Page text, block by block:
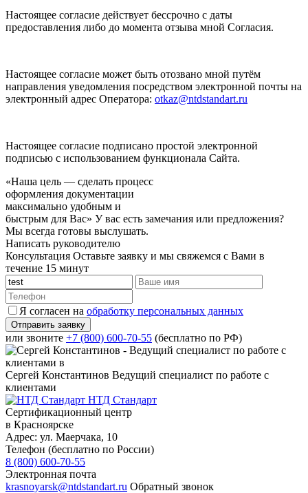
Настоящее согласие действует бессрочно с даты
предоставления либо до момента отзыва мной Согласия.
Настоящее согласие может быть отозвано мной путём
направления уведомления посредством электронной почты на
электронный адрес Оператора: otkaz@ntdstandart.ru
Настоящее согласие подписано простой электронной
подписью с использованием функционала Сайта.
«Наша цель — сделать процесс
оформления документации
максимально удобным и
быстрым для Вас» У вас есть замечания или предложения?
Мы всегда готовы выслушать.
Написать руководителю
Консультация Оставьте заявку и мы свяжемся с Вами в
течение 15 минут
Я согласен на обработку персональных данных
или звоните +7 (800) 600-70-55 (бесплатно по РФ)
Сергей Константинов Ведущий специалист по работе с
клиентами
НТД Стандарт
Сертификационный центр
в Красноярске
Адрес: ул. ​​​Маерчака, 10
Телефон (бесплатно по России)
8 (800) 600-70-55
Электронная почта
krasnoyarsk@ntdstandart.ru Обратный звонок